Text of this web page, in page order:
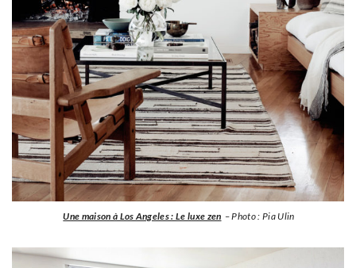
Une maison à Los Angeles : Le luxe zen – Photo : Pia Ulin